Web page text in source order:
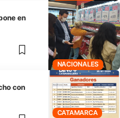
NACIONALES
en
CATAMARCA
con